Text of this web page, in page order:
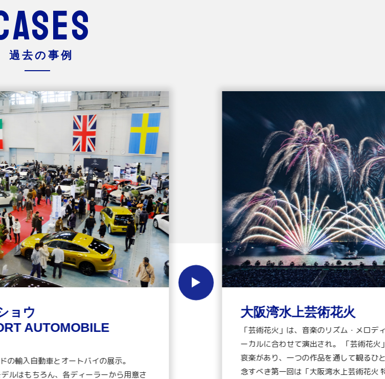
過去の事例
ョウ
AUTOMOBILE
の輸入自動車とオートバイの展示。
ルはもちろん、各ディーラーから用意さ
大阪湾水上芸術花火
「芸術花火」は、音楽のリズム・メロデ
ーカルに合わせて演出され。 「芸術花火
哀楽があり、一つの作品を通して観るひ
念すべき第一回は「大阪湾水上芸術花火